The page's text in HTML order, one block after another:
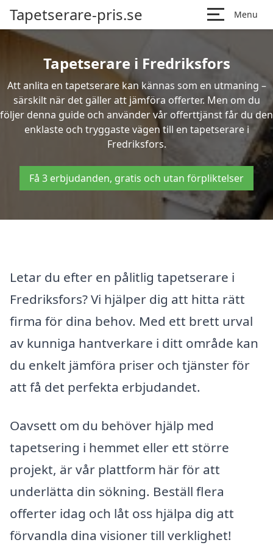
Tapetserare-pris.se Menu
Tapetserare i Fredriksfors
Att anlita en tapetserare kan kännas som en utmaning –
särskilt när det gäller att jämföra offerter. Men om du
följer denna guide och använder vår offerttjänst får du den
enklaste och tryggaste vägen till en tapetserare i
Fredriksfors.
Få 3 erbjudanden, gratis och utan förpliktelser
Letar du efter en pålitlig tapetserare i
Fredriksfors? Vi hjälper dig att hitta rätt
firma för dina behov. Med ett brett urval
av kunniga hantverkare i ditt område kan
du enkelt jämföra priser och tjänster för
att få det perfekta erbjudandet.
Oavsett om du behöver hjälp med
tapetsering i hemmet eller ett större
projekt, är vår plattform här för att
underlätta din sökning. Beställ flera
offerter idag och låt oss hjälpa dig att
förvandla dina visioner till verklighet!